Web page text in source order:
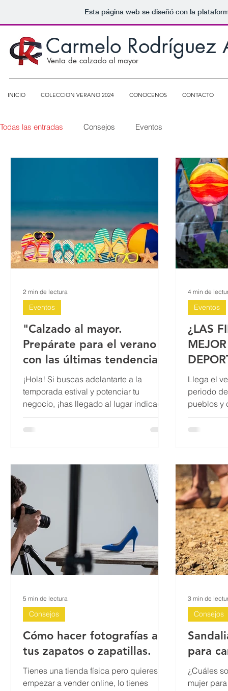
Esta página web se diseñó con la
Carmelo Rodríguez
Venta de calzado al mayor
INICIO COLECCION VERANO 2024 CONOCENOS CONTACTO
Todas las entradas Consejos Eventos
"Calzado al mayor.
Prepárate para el verano
con las últimas tendencias"
¡Hola! Si buscas adelantarte a la
temporada estival y potenciar tu
negocio, ¡has llegado al lugar indicado!
Con el verano a la vuelta de...
Eventos
2 min de lectura
¿LAS
Llega el
periodo
pueblos y ciudades. De hecho, Julio y
Agosto,
Eventos
4 min de
Cómo hacer fotografías a
tus zapatos o zapatillas.
Tienes una tienda física pero quieres
empezar a vender online, lo tienes
Consejos
5 min de lectura
para
¿Cuáles
mujer
Consejos
3 min de